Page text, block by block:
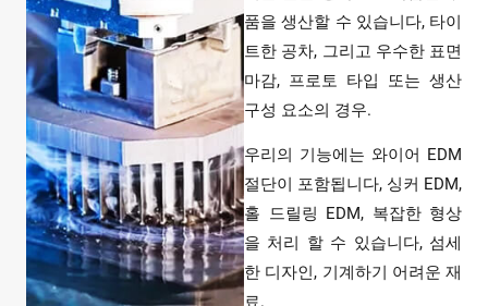
품을 생산할 수 있습니다, 타이
트한 공차, 그리고 우수한 표면
마감, 프로토 타입 또는 생산
구성 요소의 경우.
우리의 기능에는 와이어 EDM
절단이 포함됩니다, 싱커 EDM,
홀 드릴링 EDM, 복잡한 형상
을 처리 할 수 ​​있습니다, 섬세
한 디자인, 기계하기 어려운 재
료.